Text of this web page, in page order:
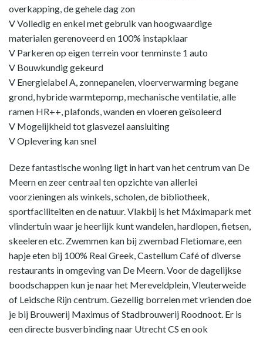
overkapping, de gehele dag zon
V Volledig en enkel met gebruik van hoogwaardige
materialen gerenoveerd en 100% instapklaar
V Parkeren op eigen terrein voor tenminste 1 auto
V Bouwkundig gekeurd
V Energielabel A, zonnepanelen, vloerverwarming begane
grond, hybride warmtepomp, mechanische ventilatie, alle
ramen HR++, plafonds, wanden en vloeren geïsoleerd
V Mogelijkheid tot glasvezel aansluiting
V Oplevering kan snel
Deze fantastische woning ligt in hart van het centrum van De
Meern en zeer centraal ten opzichte van allerlei
voorzieningen als winkels, scholen, de bibliotheek,
sportfaciliteiten en de natuur. Vlakbij is het Máximapark met
vlindertuin waar je heerlijk kunt wandelen, hardlopen, fietsen,
skeeleren etc. Zwemmen kan bij zwembad Fletiomare, een
hapje eten bij 100% Real Greek, Castellum Café of diverse
restaurants in omgeving van De Meern. Voor de dagelijkse
boodschappen kun je naar het Mereveldplein, Vleuterweide
of Leidsche Rijn centrum. Gezellig borrelen met vrienden doe
je bij Brouwerij Maximus of Stadbrouwerij Roodnoot. Er is
een directe busverbinding naar Utrecht CS en ook